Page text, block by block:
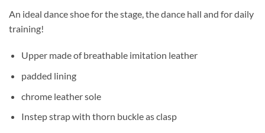
An ideal dance shoe for the stage, the dance hall and for daily
training!
Upper made of breathable imitation leather
padded lining
chrome leather sole
Instep strap with thorn buckle as clasp